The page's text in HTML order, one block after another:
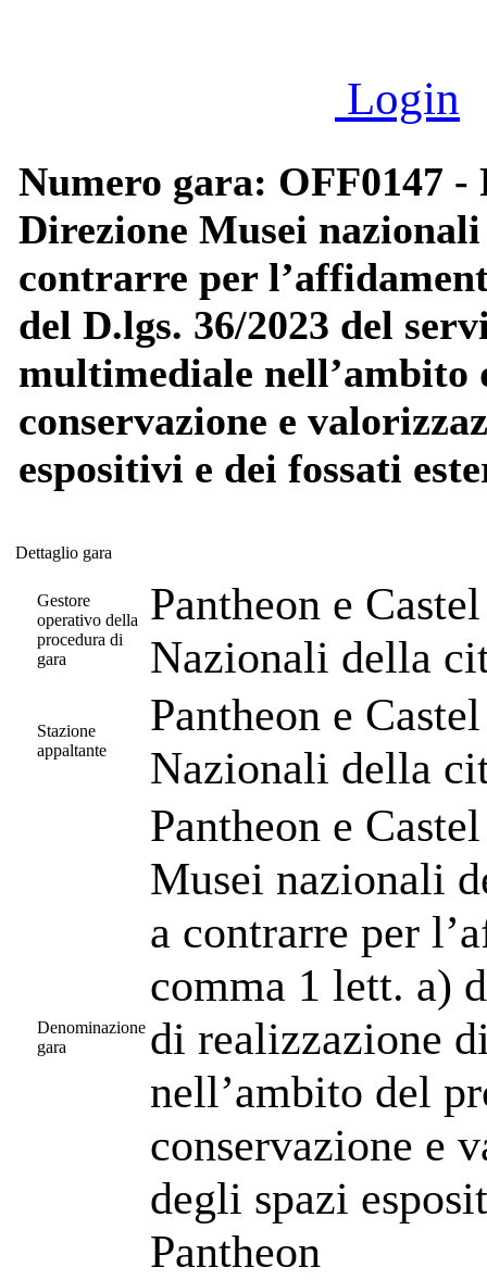
Login
Numero gara: OFF0147 -
Direzione Musei
contrarre per
del D.lgs. 36/2023 del
multimediale
conservazione e
espositivi e dei fossati
Dettaglio gara
Gestore
operativo della
procedura di
gara
Pantheon e
Nazionali della
Stazione
appaltante
Pantheon e
Nazionali della
Denominazione
gara
Pantheon e
Musei nazionali
a contrarre per
comma 1 lett. a)
di realizzazione
nell’ambito del
conservazione e
degli spazi
Pantheon